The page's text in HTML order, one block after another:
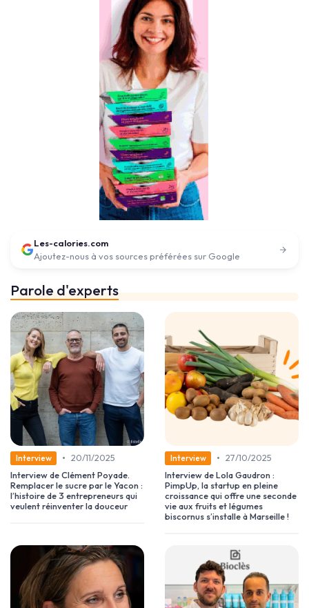
Les-calories.com
Ajoutez-nous à vos sources préférées sur Google
Parole d'experts
Interview • 20/11/2025
Interview de Clément Poyade.
Remplacer le sucre par le Yacon :
l’histoire de 3 entrepreneurs qui
veulent réinventer la douceur
Interview • 27/10/2025
Interview de Lola Gaudron :
PimpUp, la startup en pleine
croissance qui offre une seconde
vie aux fruits et légumes
biscornus s’installe à Marseille !